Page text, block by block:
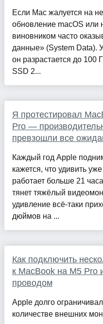
Если Mac жалуется на
обновление macOS или
виновником часто
данные» (System Data).
он разрастается до
SSD 2...
Я протестировал
Pro —
превзошли все
Каждый год Apple
кажется, что удивить
работает больше 21
тянет тяжёлый
удивление всё-таки
дюймов на ...
Как подключить
к MacBook на M5 Pro
проводом
Apple долго
количестве внешних